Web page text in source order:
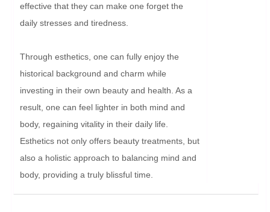
effective that they can make one forget the
daily stresses and tiredness.
Through esthetics, one can fully enjoy the
historical background and charm while
investing in their own beauty and health. As a
result, one can feel lighter in both mind and
body, regaining vitality in their daily life.
Esthetics not only offers beauty treatments, but
also a holistic approach to balancing mind and
body, providing a truly blissful time.